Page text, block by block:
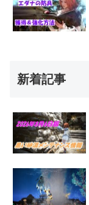
新着記事